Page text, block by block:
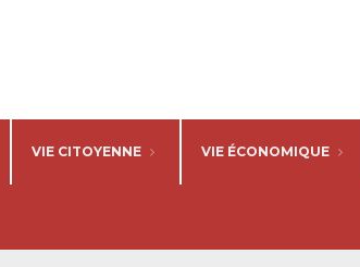
VIE CITOYENNE VIE ÉCONOMIQUE